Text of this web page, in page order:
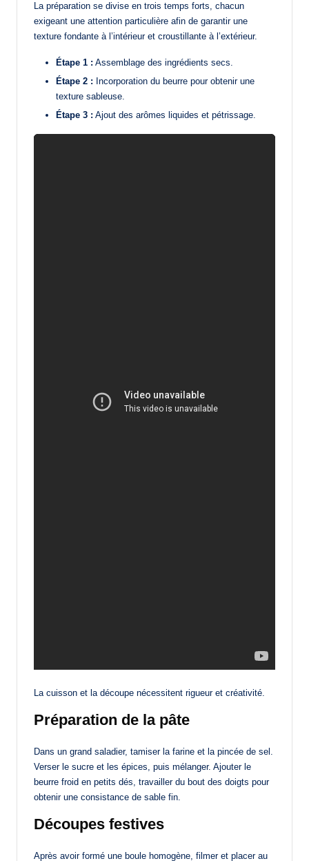
La préparation se divise en trois temps forts, chacun
exigeant une attention particulière afin de garantir une
texture fondante à l’intérieur et croustillante à l’extérieur.
Étape 1 : Assemblage des ingrédients secs.
Étape 2 : Incorporation du beurre pour obtenir une
texture sableuse.
Étape 3 : Ajout des arômes liquides et pétrissage.
La cuisson et la découpe nécessitent rigueur et créativité.
Préparation de la pâte
Dans un grand saladier, tamiser la farine et la pincée de sel.
Verser le sucre et les épices, puis mélanger. Ajouter le
beurre froid en petits dés, travailler du bout des doigts pour
obtenir une consistance de sable fin.
Découpes festives
Après avoir formé une boule homogène, filmer et placer au